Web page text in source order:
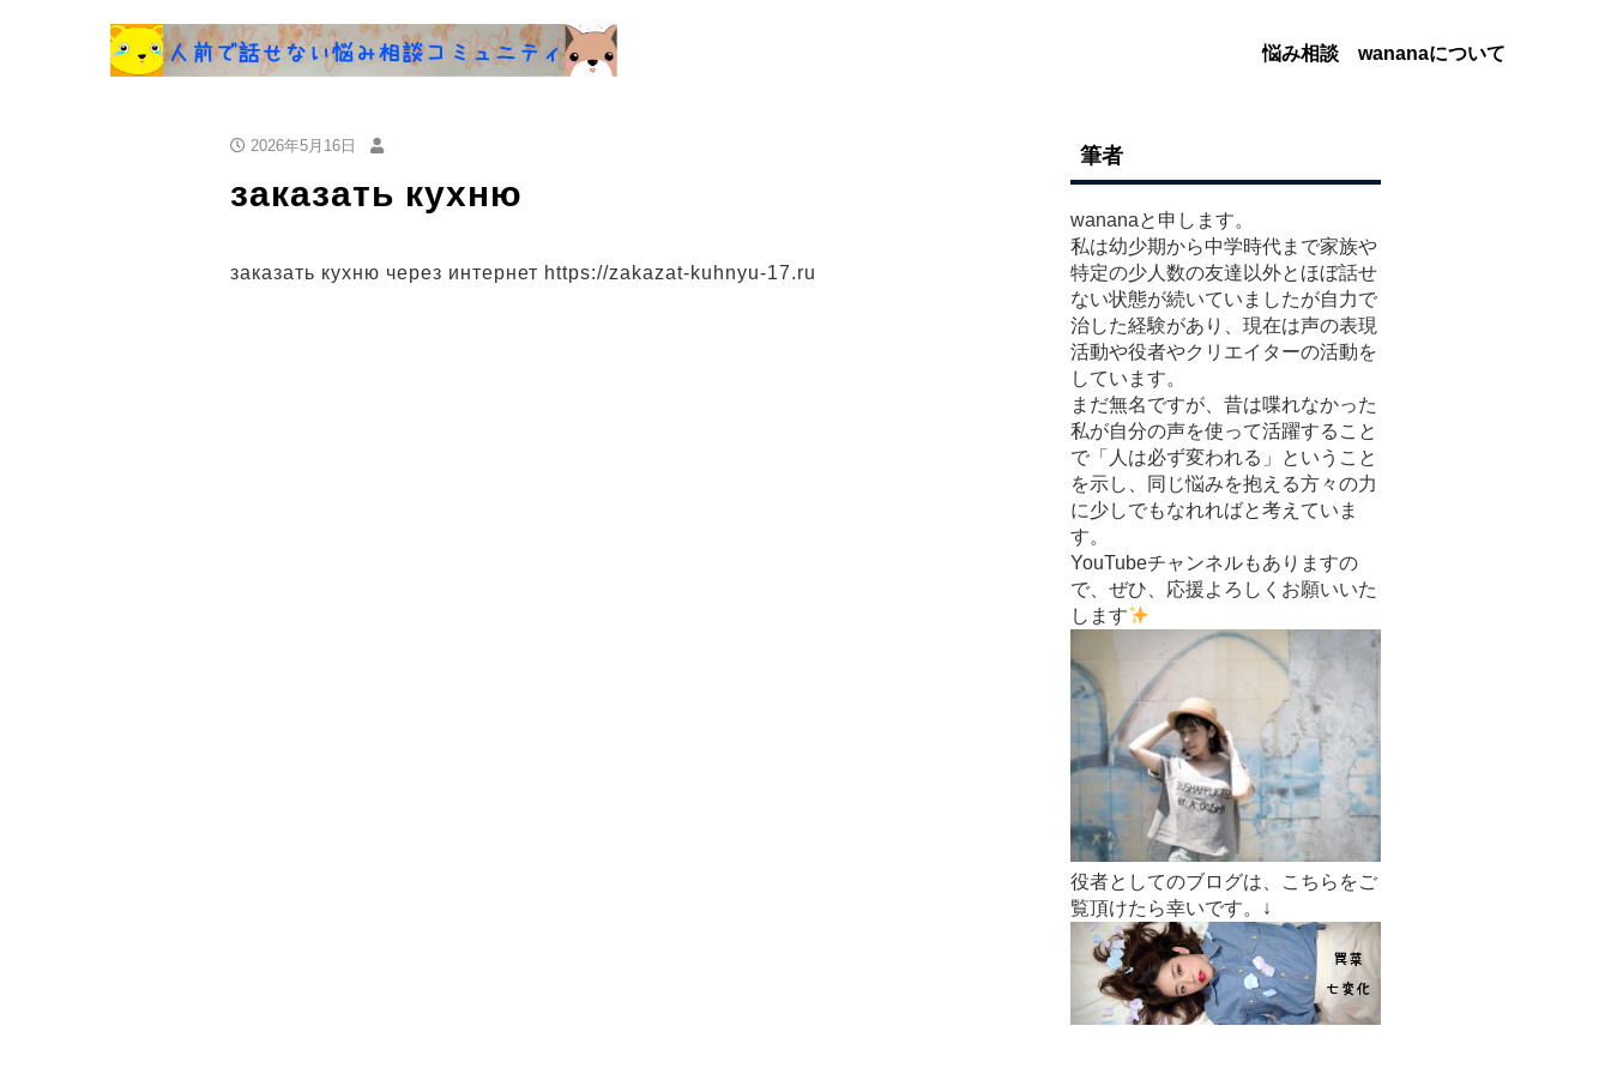
悩み相談 wananaについて
2026年5月16日
заказать кухню
заказать кухню через интернет https://zakazat-kuhnyu-17.ru
筆者
wananaと申します。
私は幼少期から中学時代まで家族や
特定の少人数の友達以外とほぼ話せ
ない状態が続いていましたが自力で
治した経験があり、現在は声の表現
活動や役者やクリエイターの活動を
しています。
まだ無名ですが、昔は喋れなかった
私が自分の声を使って活躍すること
で「人は必ず変われる」ということ
を示し、同じ悩みを抱える方々の力
に少しでもなれればと考えていま
す。
YouTubeチャンネルもありますの
で、ぜひ、応援よろしくお願いいた
します
役者としてのブログは、こちらをご
覧頂けたら幸いです。↓